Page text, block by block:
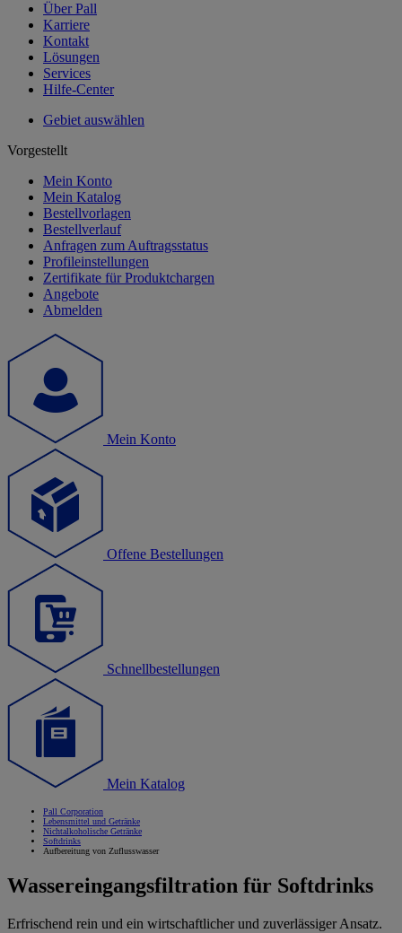
Über Pall
Karriere
Kontakt
Lösungen
Services
Hilfe-Center
Gebiet auswählen
Vorgestellt
Mein Konto
Mein Katalog
Bestellvorlagen
Bestellverlauf
Anfragen zum Auftragsstatus
Profileinstellungen
Zertifikate für Produktchargen
Angebote
Abmelden
Mein Konto
Offene Bestellungen
Schnellbestellungen
Mein Katalog
Pall Corporation
Lebensmittel und Getränke
Nichtalkoholische Getränke
Softdrinks
Aufbereitung von Zuflusswasser
Wassereingangsfiltration für Softdrinks
Erfrischend rein und ein wirtschaftlicher und zuverlässiger Ansatz.